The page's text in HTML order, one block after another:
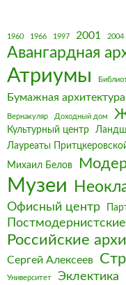
1960 1966 1997 2001 2004
Авангардная
Атриумы
Бумажная архитектура
Вернакуляр Доходный дом
Культурный центр
Лауреаты
Михаил Белов
Музеи
Офисный центр
Российские
Сергей Алексеев
Университет Эклектика